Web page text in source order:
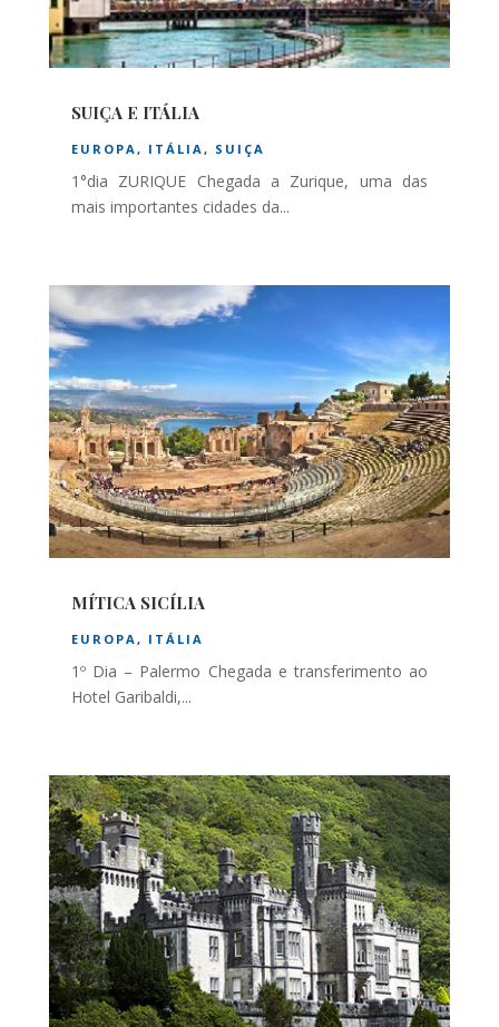
SUIÇA E ITÁLIA
EUROPA , ITÁLIA , SUIÇA
1°dia ZURIQUE Chegada a Zurique, uma das
mais importantes cidades da...
MÍTICA SICÍLIA
EUROPA , ITÁLIA
1º Dia – Palermo Chegada e transferimento ao
Hotel Garibaldi,...